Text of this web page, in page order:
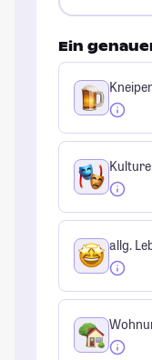
Ein
allg.